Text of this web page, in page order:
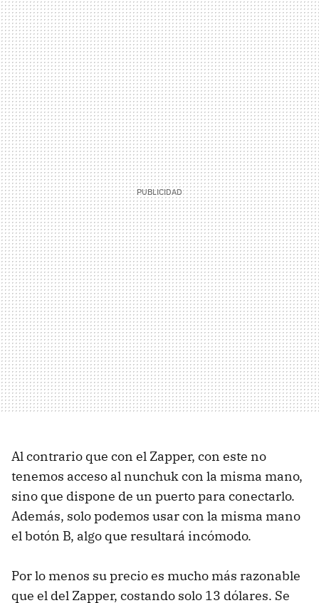
Al contrario que con el Zapper, con este no
tenemos acceso al nunchuk con la misma mano,
sino que dispone de un puerto para conectarlo.
Además, solo podemos usar con la misma mano
el botón B, algo que resultará incómodo.
Por lo menos su precio es mucho más razonable
que el del Zapper, costando solo 13 dólares. Se